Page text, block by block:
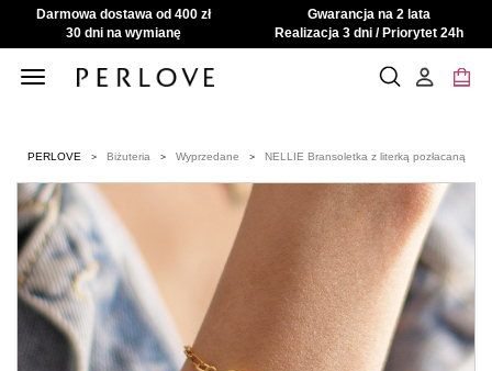
Darmowa dostawa od 400 zł
Gwarancja na 2 lata
30 dni na wymianę
Realizacja 3 dni / Priorytet 24h
Toggle
PERLOVE Biżuteria Wyprzedane NELLIE Bransoletka z literką pozłacaną